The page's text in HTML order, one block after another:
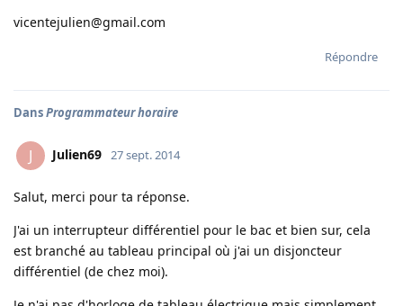
vicentejulien@gmail.com
Répondre
DansProgrammateur horaire
J Julien69 27 sept. 2014
Salut, merci pour ta réponse.
J'ai un interrupteur différentiel pour le bac et bien sur, cela
est branché au tableau principal où j'ai un disjoncteur
différentiel (de chez moi).